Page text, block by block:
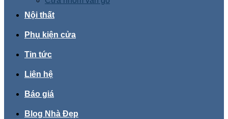
Nội thất
Phụ kiện cửa
Tin tức
Liên hệ
Báo giá
Blog Nhà Đẹp